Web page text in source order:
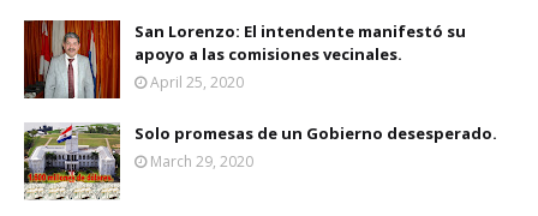
San Lorenzo: El intendente manifestó su
apoyo a las comisiones vecinales.
April 25, 2020
Solo promesas de un Gobierno desesperado.
March 29, 2020